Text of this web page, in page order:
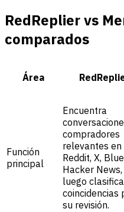
RedReplier vs
comparados
Área
Función
principal
Encuentra
compradores
relevantes en
Reddit, X,
Hacker News,
luego
coincidencias
su revisión.